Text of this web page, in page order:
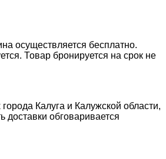
осуществляется бесплатно.
Товар бронируется на срок не
Калуга и Калужской области,
доставки обговаривается